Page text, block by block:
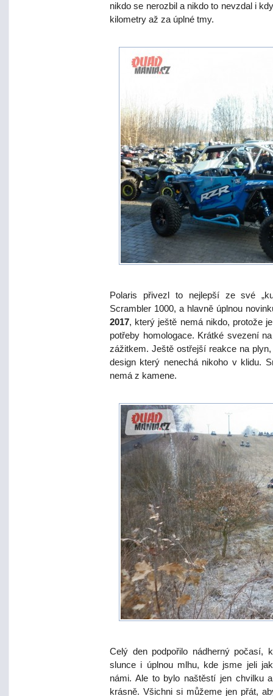
nikdo se nerozbil a nikdo to nevzdal i
kilometry až za úplné tmy.
Polaris přivezl to nejlepší ze své
Scrambler 1000, a hlavně úplnou
2017, který ještě nemá nikdo, protože
potřeby homologace. Krátké svezení
zážitkem. Ještě ostřejší reakce na
design který nenechá nikoho v klidu.
nemá z kamene.
Celý den podpořilo nádherný počasí,
slunce i úplnou mlhu, kde jsme jeli
námi. Ale to bylo naštěstí jen chvilku
krásně. Všichni si můžeme jen přát,